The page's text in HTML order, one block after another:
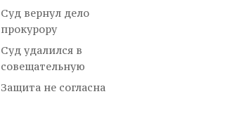
Суд вернул дело
прокурору
Суд удалился в
совещательную
Защита не согласна